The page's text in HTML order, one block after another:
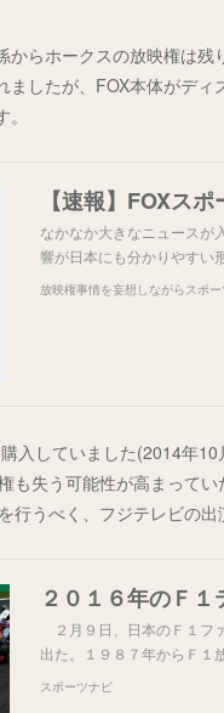
からホークスの放映権は
ましたが、FOX本体がデ
【速報】FOXス
なかなか大きなニュースが
響が日本にも分かりやすい
放映権事情を妄想しながらスポ
入していました(2014年
も失う可能性が高まって
行うべく、フジテレビの出
２月９日、日本のＦ１フ
出た。１９８７年からＦ１
スポーツナビ